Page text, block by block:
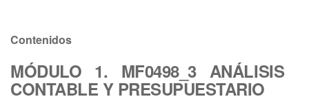
Contenidos
MÓDULO 1. MF0498_3 ANÁLISIS
CONTABLE Y PRESUPUESTARIO